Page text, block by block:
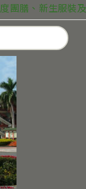
團膳、新生服裝